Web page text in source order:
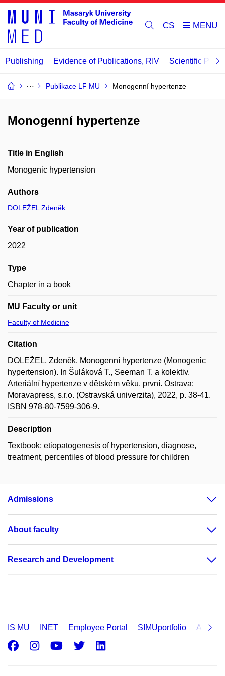
CS
Publishing Evidence of Publications, RIV Scientific
Publikace LF MU Monogenní hypertenze
Monogenní hypertenze
Title in English
Monogenic hypertension
Authors
DOLEŽEL Zdeněk
Year of publication
2022
Type
Chapter in a book
MU Faculty or unit
Faculty of Medicine
Citation
DOLEŽEL, Zdeněk. Monogenní hypertenze (Monogenic
hypertension). In Šuláková T., Seeman T. a kolektiv.
Arteriální hypertenze v dětském věku. první. Ostrava:
Moravapress, s.r.o. (Ostravská univerzita), 2022, p. 38-41.
ISBN 978-80-7599-306-9.
Description
Textbook; etiopatogenesis of hypertension, diagnose,
treatment, percentiles of blood pressure for children
Admissions
About faculty
Research and Development
IS MU INET Employee Portal SIMUportfolio
Facebook
Instagram
Youtube
Twitter